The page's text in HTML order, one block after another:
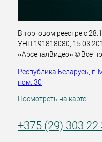
В торговом реестре с
УНП 191818080,
«АрсеналВидео» © Все
Республика Беларусь, г.
пом. 30
Посмотреть на карте
+375 (29) 303 22